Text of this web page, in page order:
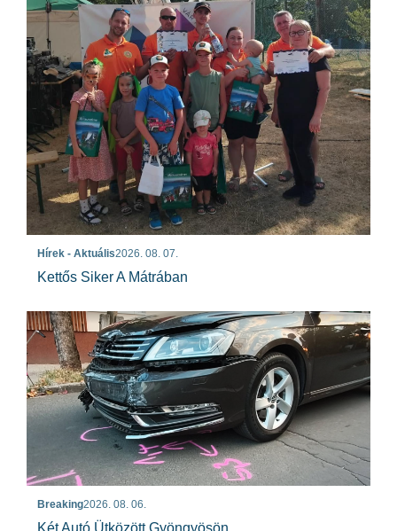
Hírek - Aktuális2026. 08. 07.
Kettős Siker A Mátrában
Breaking2026. 08. 06.
Két Autó Ütközött Gyöngyösön